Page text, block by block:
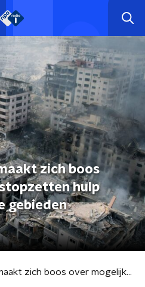
zich boos
hulp
gebieden
Oxfam Novib maakt zich boos over mogelijk stopzetten hulp aan Palestijnse gebieden